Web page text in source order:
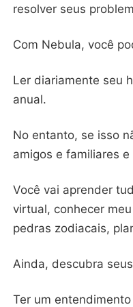
resolver seus
Com Nebula, você
Ler diariamente seu
anual.
No entanto, se isso
amigos e familiares
Você vai aprender
virtual, conhecer
pedras zodiacais,
Ainda, descubra
Ter um